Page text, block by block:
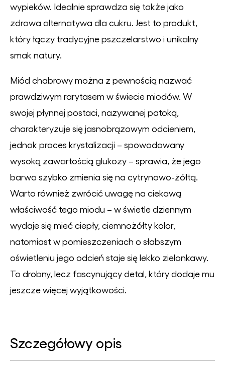
wypieków. Idealnie sprawdza się także jako
zdrowa alternatywa dla cukru. Jest to produkt,
który łączy tradycyjne pszczelarstwo i unikalny
smak natury.
Miód chabrowy można z pewnością nazwać
prawdziwym rarytasem w świecie miodów. W
swojej płynnej postaci, nazywanej patoką,
charakteryzuje się jasnobrązowym odcieniem,
jednak proces krystalizacji – spowodowany
wysoką zawartością glukozy – sprawia, że jego
barwa szybko zmienia się na cytrynowo-żółtą.
Warto również zwrócić uwagę na ciekawą
właściwość tego miodu – w świetle dziennym
wydaje się mieć ciepły, ciemnożółty kolor,
natomiast w pomieszczeniach o słabszym
oświetleniu jego odcień staje się lekko zielonkawy.
To drobny, lecz fascynujący detal, który dodaje mu
jeszcze więcej wyjątkowości.
Szczegółowy opis